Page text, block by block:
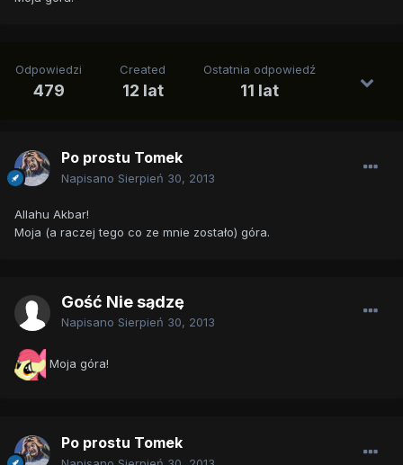
Odpowiedzi
479
Created
12 lat
Ostatnia odpowiedź
11 lat
Po prostu Tomek
Napisano Sierpień 30, 2013
Allahu Akbar!
Moja (a raczej tego co ze mnie zostało) góra.
Gość Nie sądzę
Napisano Sierpień 30, 2013
Moja góra!
Po prostu Tomek